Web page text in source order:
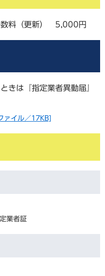
数料（更新） 5,000円
きは『指定業者異動届』
イル／17KB]
業者証